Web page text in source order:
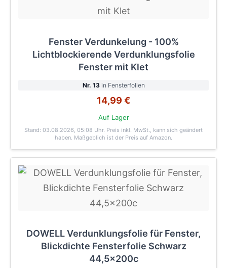
Fenster Verdunkelung - 100%
Lichtblockierende Verdunklungsfolie
Fenster mit Klet
Nr. 13in Fensterfolien
14,99 €
Auf Lager
Stand: 03.08.2026, 05:08 Uhr. Preis inkl. MwSt., kann sich geändert
haben. Maßgeblich ist der Preis auf Amazon.
DOWELL Verdunklungsfolie für Fenster,
Blickdichte Fensterfolie Schwarz
44,5x200c